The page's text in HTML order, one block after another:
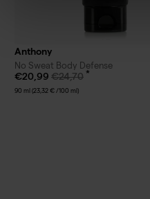
Anthony
No Sweat Body Defense
€20,99 €24,70
90 ml (23,32 € /100 ml)